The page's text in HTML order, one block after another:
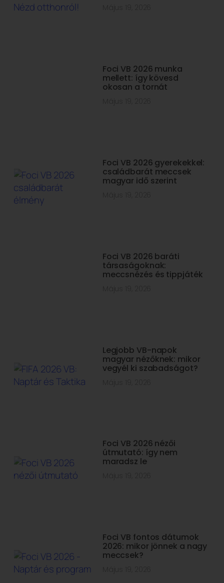
Foci VB 2026 munka
mellett: így kövesd
okosan a tornát
Foci VB 2026 gyerekekkel:
családbarát meccsek
magyar idő szerint
Foci VB 2026 baráti
társaságoknak:
meccsnézés és tippjáték
Legjobb VB-napok
magyar nézőknek: mikor
vegyél ki szabadságot?
Foci VB 2026 nézői
útmutató: így nem
maradsz le
Foci VB fontos dátumok
2026: mikor jönnek a nagy
meccsek?